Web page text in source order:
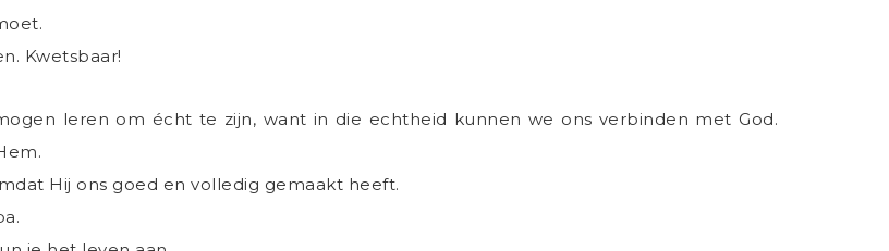
Kwetsbaar!
leren om écht te zijn, want in die echtheid kunnen we ons verbinden met God.
Hij ons goed en volledig gemaakt heeft.